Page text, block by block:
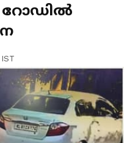
റോഡിൽ